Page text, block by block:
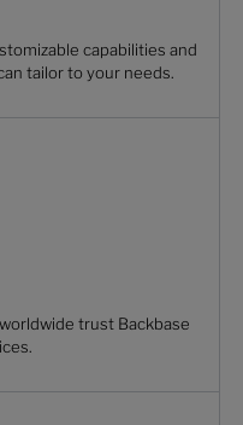
capabilities and
tailor to your needs.
trust Backbase